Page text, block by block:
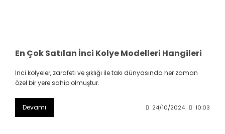
En Çok Satılan İnci Kolye Modelleri Hangileri
İnci kolyeler, zarafeti ve şıklığı ile takı dünyasında her zaman
özel bir yere sahip olmuştur.
Devamı 24/10/2024 10:03